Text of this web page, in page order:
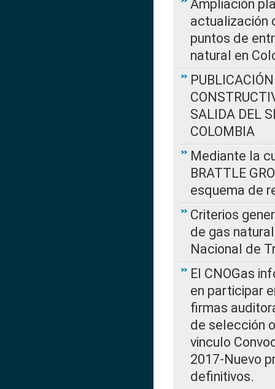
Ampliación
actualización
puntos de
natural en
SALIDA DEL
COLOMBIA
Mediante la
BRATTLE
esquema de
Criterios
de gas
Nacional de
El CNOGas
en participar
firmas
de selección
vinculo
2017-Nuevo
definitivos.